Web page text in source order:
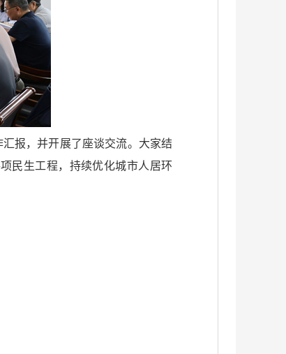
报，并开展了座谈交流。大家结
民生工程，持续优化城市人居环